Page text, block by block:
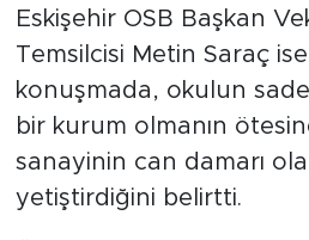
Eskişehir OSB Başkan
Temsilcisi Metin Saraç ise
konuşmada, okulun
bir kurum olmanın
sanayinin can damarı
yetiştirdiğini belirtti.